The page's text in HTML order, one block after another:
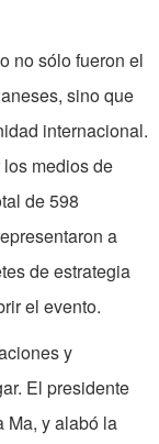
no sólo fueron el
sino que
internacional.
medios de
de 598
a
de estrategia
el evento.
y
El presidente
Ma, y alabó la